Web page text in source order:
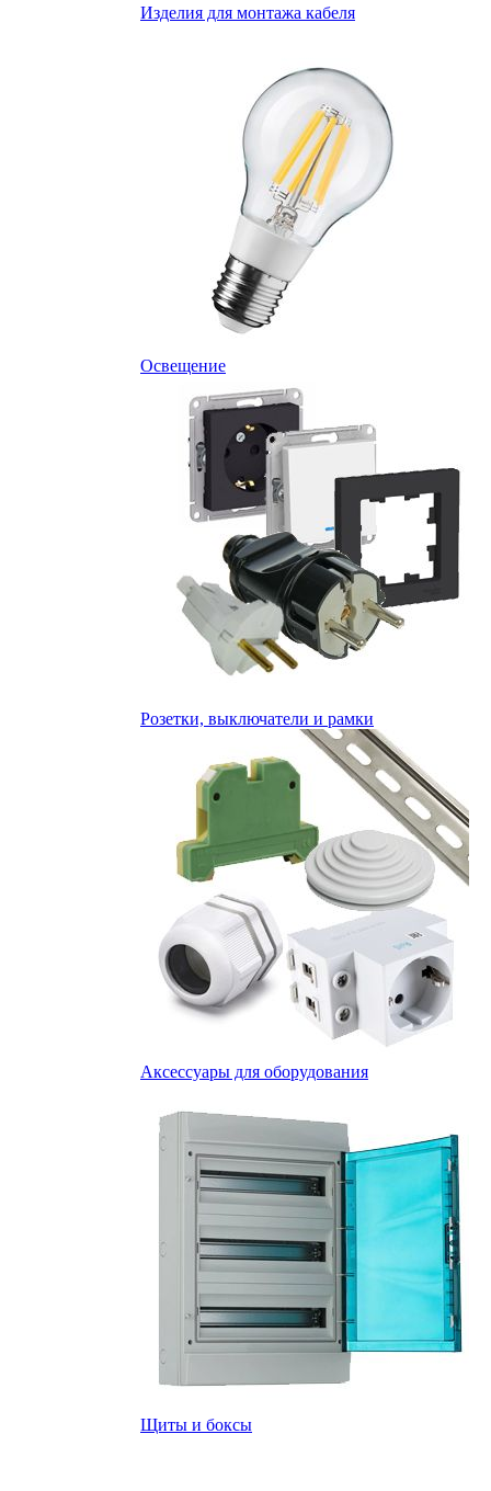
Изделия для монтажа кабеля
Освещение
Розетки, выключатели и рамки
Аксессуары для оборудования
Щиты и боксы